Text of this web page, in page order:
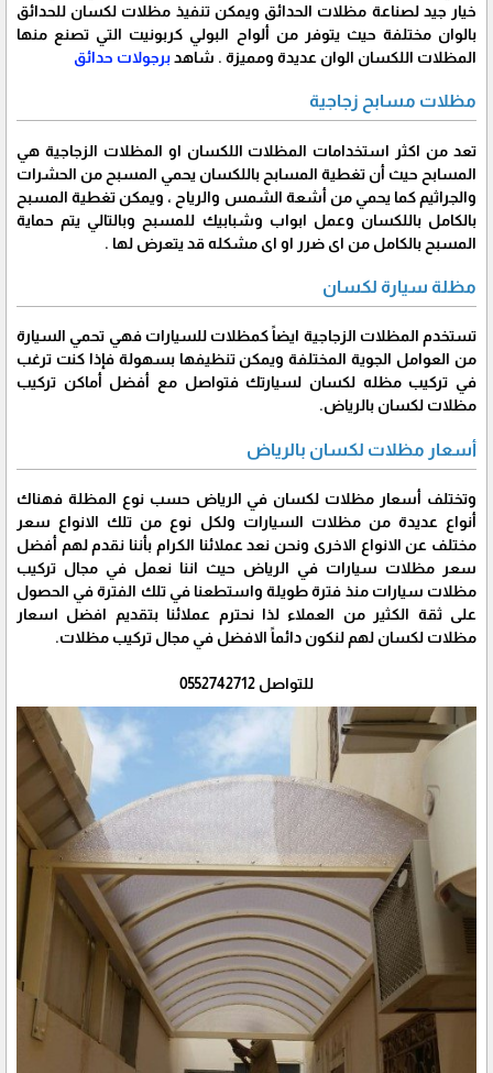
خيار جيد لصناعة مظلات الحدائق ويمكن تنفيذ مظلات لكسان للحدائق
بالوان مختلفة حيث يتوفر من ألواح البولي كربونيت التي تصنع منها
المظلات اللكسان الوان عديدة ومميزة . شاهدبرجولات حدائق
مظلات مسابح زجاجية
تعد من اكثر استخدامات المظلات اللكسان او المظلات الزجاجية هي
المسابح حيث أن تغطية المسابح باللكسان يحمي المسبح من الحشرات
والجراثيم كما يحمي من أشعة الشمس والرياح ، ويمكن تغطية المسبح
بالكامل باللكسان وعمل ابواب وشبابيك للمسبح وبالتالي يتم حماية
المسبح بالكامل من اى ضرر او اى مشكله قد يتعرض لها .
مظلة سيارة لكسان
تستخدم المظلات الزجاجية ايضاً كمظلات للسيارات فهي تحمي السيارة
من العوامل الجوية المختلفة ويمكن تنظيفها بسهولة فإذا كنت ترغب
في تركيب مظله لكسان لسيارتك فتواصل مع أفضل أماكن تركيب
مظلات لكسان بالرياض.
أسعار مظلات لكسان بالرياض
وتختلف أسعار مظلات لكسان في الرياض حسب نوع المظلة فهناك
أنواع عديدة من مظلات السيارات ولكل نوع من تلك الانواع سعر
مختلف عن الانواع الاخرى ونحن نعد عملائنا الكرام بأننا نقدم لهم أفضل
سعر مظلات سيارات في الرياض حيث اننا نعمل في مجال تركيب
مظلات سيارات منذ فترة طويلة واستطعنا في تلك الفترة في الحصول
على ثقة الكثير من العملاء لذا نحترم عملائنا بتقديم افضل اسعار
مظلات لكسان لهم لنكون دائماً الافضل في مجال تركيب مظلات.
للتواصل 0552742712